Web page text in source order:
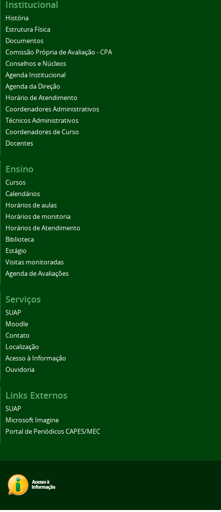
Institucional
História
Estrutura Física
Documentos
Comissão Própria de Avaliação - CPA
Conselhos e Núcleos
Agenda Institucional
Agenda da Direção
Horário de Atendimento
Coordenadores Administrativos
Técnicos Administrativos
Coordenadores de Curso
Docentes
Ensino
Cursos
Calendários
Horários de aulas
Horários de monitoria
Horários de Atendimento
Biblioteca
Estágio
Visitas monitoradas
Agenda de Avaliações
Serviços
SUAP
Moodle
Contato
Localização
Acesso à Informação
Ouvidoria
Links Externos
SUAP
Microsoft Imagine
Portal de Periódicos CAPES/MEC